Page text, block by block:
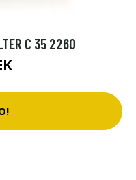
C 35 2260